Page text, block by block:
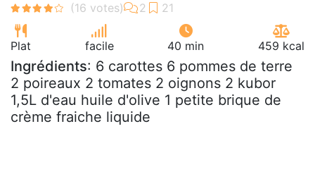
Plat facile 40 min 459 kcal
Ingrédients: 6 carottes 6 pommes de terre
2 poireaux 2 tomates 2 oignons 2 kubor
1,5L d'eau huile d'olive 1 petite brique de
crème fraiche liquide